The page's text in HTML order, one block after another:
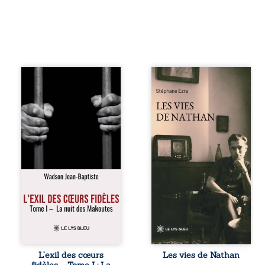
« Une nuit suffit
parfois pour briser
une famille… mais
certaines fidélités
traversent les
années. » Haïti,
sous la dictature
des Duvalier. La
peur s’étend
jusque dans les
villages les plus
reculés. À Bainet,
Jean-Joël Joli
mène une
avec sa famille.
respecté, il refuse
pourtant de
L’exil des cœurs
Les vies de
Nathan est un
né en trois jours,
au printemps
2026. Pour la
première fois,
Stéphane Ezra,
médium, a pu
communiquer
avec son père,
disparu depuis
plus de vingt ans
et qu’il n’a jamais
connu. De ce
dialogue par-delà
la mort naissent
des poèmes qui
retracent une vie
Les vies de Nathan